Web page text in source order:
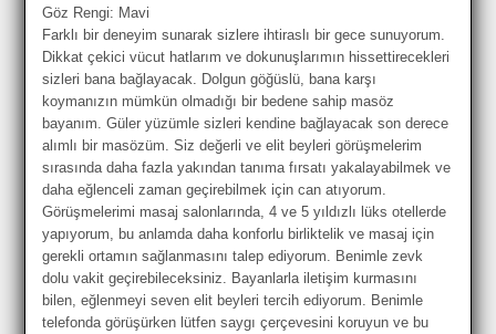
Göz Rengi: Mavi
Farklı bir deneyim sunarak sizlere ihtiraslı bir gece sunuyorum.
Dikkat çekici vücut hatlarım ve dokunuşlarımın hissettirecekleri
sizleri bana bağlayacak. Dolgun göğüslü, bana karşı
koymanızın mümkün olmadığı bir bedene sahip masöz
bayanım. Güler yüzümle sizleri kendine bağlayacak son derece
alımlı bir masözüm. Siz değerli ve elit beyleri görüşmelerim
sırasında daha fazla yakından tanıma fırsatı yakalayabilmek ve
daha eğlenceli zaman geçirebilmek için can atıyorum.
Görüşmelerimi masaj salonlarında, 4 ve 5 yıldızlı lüks otellerde
yapıyorum, bu anlamda daha konforlu birliktelik ve masaj için
gerekli ortamın sağlanmasını talep ediyorum. Benimle zevk
dolu vakit geçirebileceksiniz. Bayanlarla iletişim kurmasını
bilen, eğlenmeyi seven elit beyleri tercih ediyorum. Benimle
telefonda görüşürken lütfen saygı çerçevesini koruyun ve bu